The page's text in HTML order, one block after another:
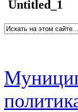
Untitled_1